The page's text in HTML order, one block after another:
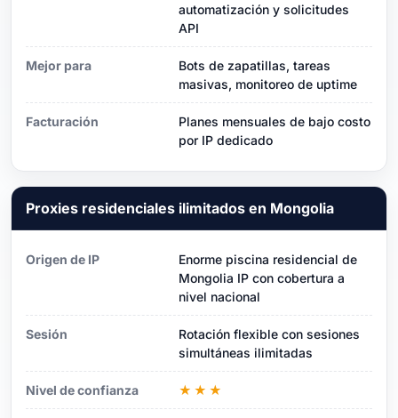
automatización y solicitudes
API
Mejor para
Bots de zapatillas, tareas
masivas, monitoreo de uptime
Facturación
Planes mensuales de bajo costo
por IP dedicado
Proxies residenciales ilimitados en Mongolia
Origen de IP
Enorme piscina residencial de
Mongolia IP con cobertura a
nivel nacional
Sesión
Rotación flexible con sesiones
simultáneas ilimitadas
Nivel de confianza ★★★